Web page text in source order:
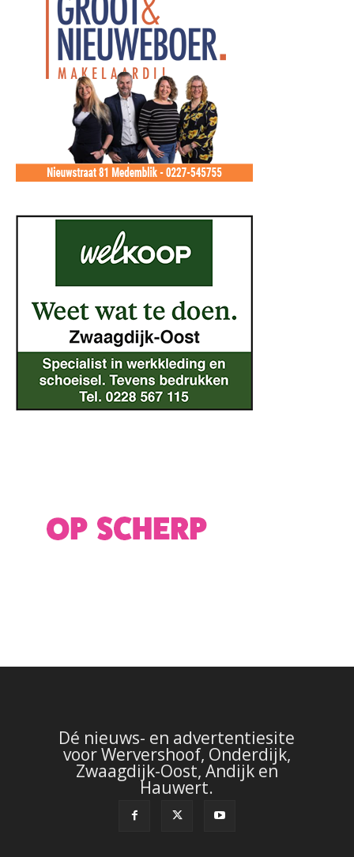
Dé nieuws- en advertentiesite
voor Wervershoof, Onderdijk,
Zwaagdijk-Oost, Andijk en
Hauwert.